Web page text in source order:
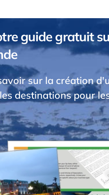
guide gratuit
sur la création
destinations pour